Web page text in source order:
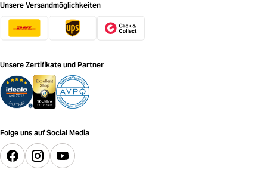
Unsere Versandmöglichkeiten
Unsere Zertifikate und Partner
Folge uns auf Social Media